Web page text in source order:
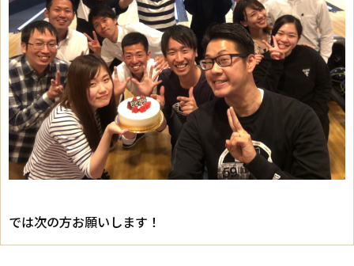
では次の方お願いします！